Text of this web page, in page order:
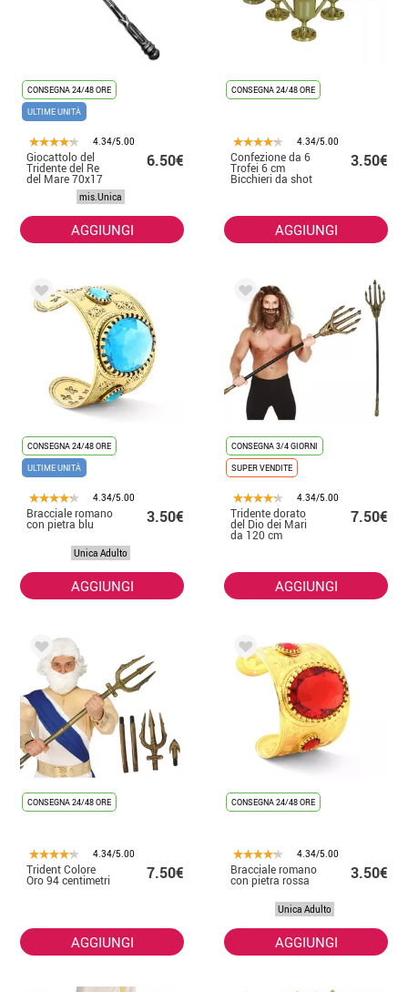
CONSEGNA 24/48 ORE
ULTIME UNITÀ
4.34/5.00
Giocattolo del
Tridente del Re
del Mare 70x17
6.50€
mis.Unica
AGGIUNGI
CONSEGNA 24/48 ORE
4.34/5.00
Confezione da 6
Trofei 6 cm
Bicchieri da shot
3.50€
AGGIUNGI
CONSEGNA 24/48 ORE
ULTIME UNITÀ
4.34/5.00
Bracciale romano
con pietra blu 3.50€
Unica Adulto
AGGIUNGI
CONSEGNA 3/4 GIORNI
SUPER VENDITE
4.34/5.00
Tridente dorato
del Dio dei Mari
da 120 cm
7.50€
AGGIUNGI
CONSEGNA 24/48 ORE
4.34/5.00
Trident Colore
Oro 94 centimetri 7.50€
AGGIUNGI
CONSEGNA 24/48 ORE
4.34/5.00
Bracciale romano
con pietra rossa 3.50€
Unica Adulto
AGGIUNGI